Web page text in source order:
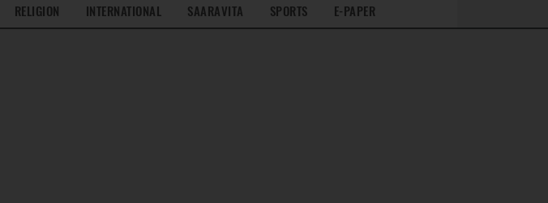
RELIGION INTERNATIONAL SAARAVITA SPORTS E-PAPER